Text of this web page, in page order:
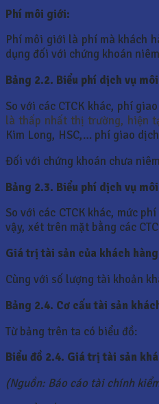
Phí môi giới:
Phí môi giới là phí mà khách
dụng đối với chứng khoán
Bảng 2.2. Biểu phí dịch vụ
So với các CTCK khác, phí
là thấp nhất thị trường, hiện
Kim Long, HSC,… phí giao
Đối với chứng khoán chưa
Bảng 2.3. Biểu phí dịch vụ
So với các CTCK khác, mức
vậy, xét trên mặt bằng các
Giá trị tài sản của khách
Cùng với số lượng tài khoản
Bảng 2.4. Cơ cấu tài sản
Từ bảng trên ta có biểu đồ:
Biểu đồ 2.4. Giá trị tài sản
(Nguồn: Báo cáo tài chính